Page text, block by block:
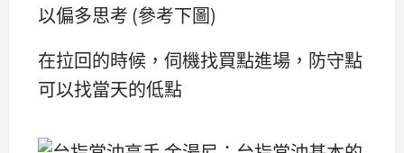
以偏多思考 (參考下圖)
在拉回的時候，伺機找買點進場，防守點
可以找當天的低點